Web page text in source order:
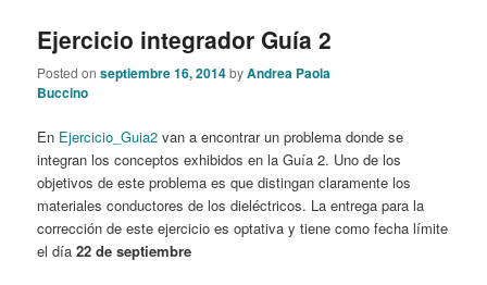
Ejercicio integrador Guía 2
Posted onseptiembre 16, 2014byAndrea Paola
Buccino
En Ejercicio_Guia2 van a encontrar un problema donde se
integran los conceptos exhibidos en la Guía 2. Uno de los
objetivos de este problema es que distingan claramente los
materiales conductores de los dieléctricos. La entrega para la
corrección de este ejercicio es optativa y tiene como fecha límite
el día 22 de septiembre